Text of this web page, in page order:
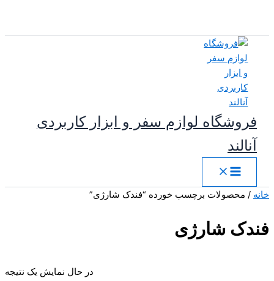
فروشگاه لوازم سفر و ابزار کاربردی
آنالند
خانه / محصولات برچسب خورده “فندک شارژی”
فندک شارژی
در حال نمایش یک نتیجه